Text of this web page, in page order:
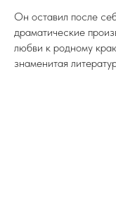
Он оставил после
драматические
любви к родному
знаменитая